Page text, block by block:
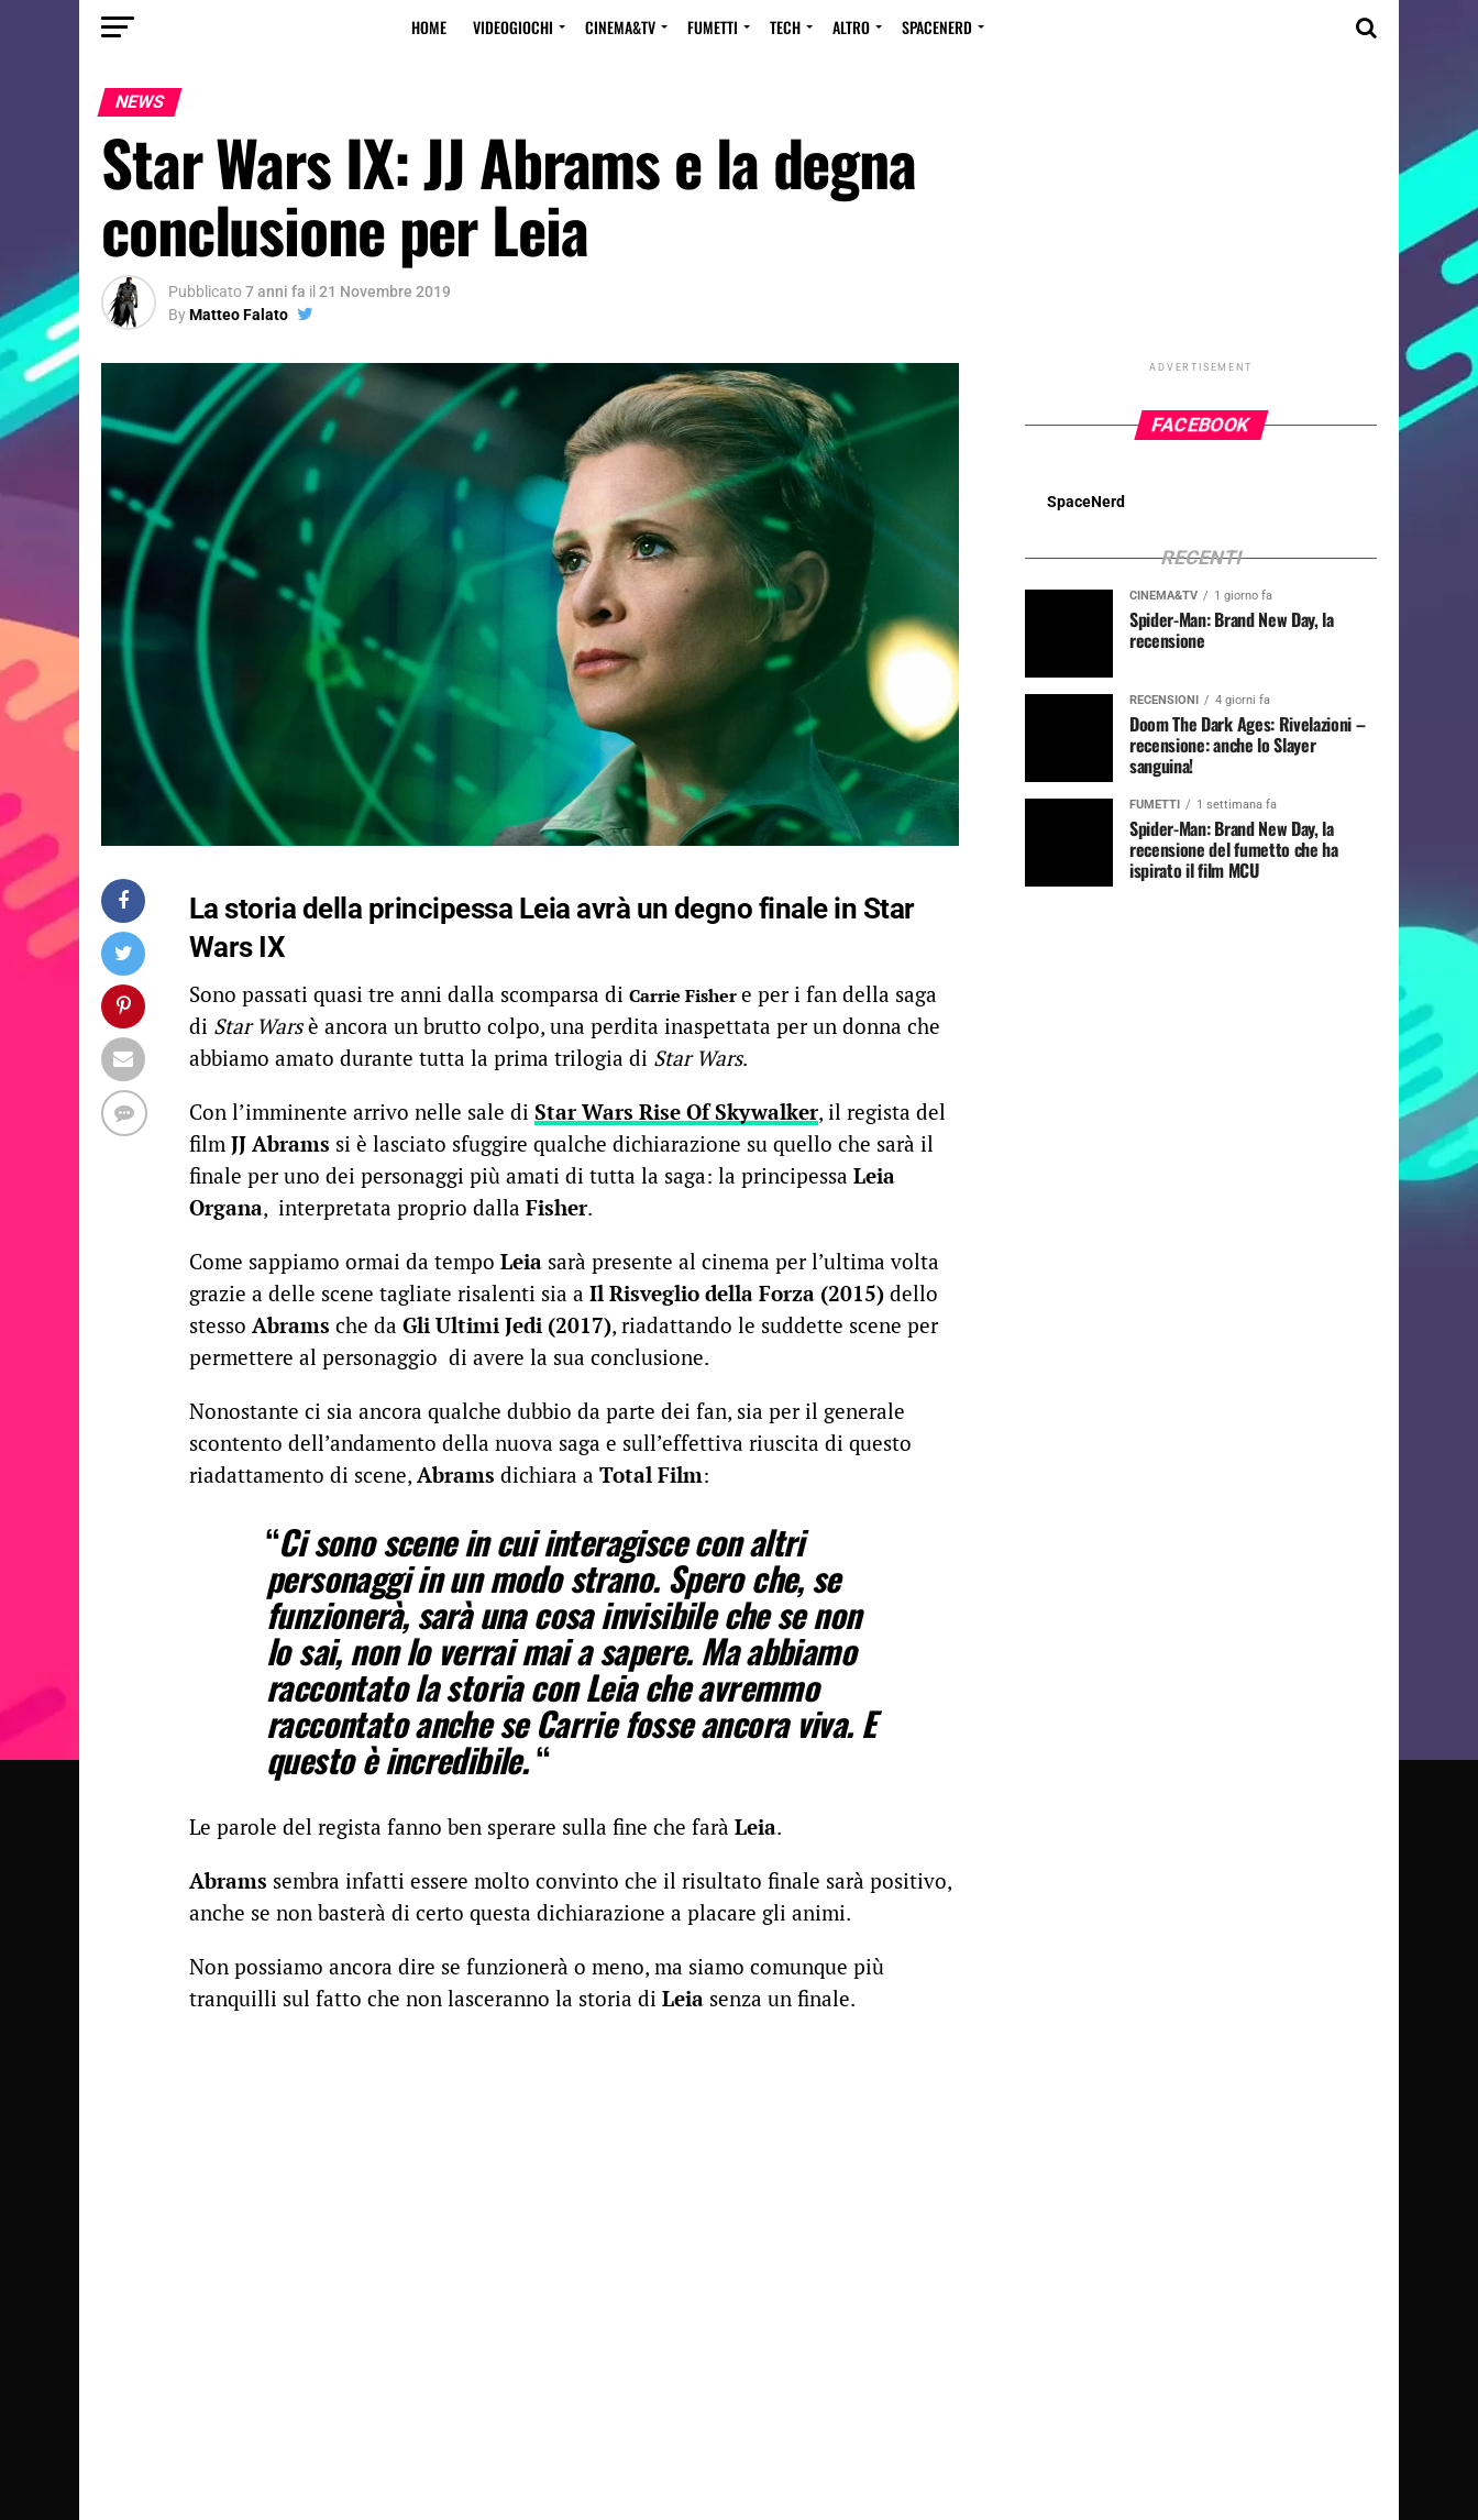
HOME VIDEOGIOCHI CINEMA&TV FUMETTI TECH ALTRO SPACENERD
NEWS
Star Wars IX: JJ Abrams e la degna
conclusione per Leia
Pubblicato7 anni fa il 21 Novembre 2019
ByMatteo Falato
La storia della principessa Leia avrà un degno finale in Star
Wars IX
Sono passati quasi tre anni dalla scomparsa di Carrie Fishere per i fan della saga
di Star Warsè ancora un brutto colpo, una perdita inaspettata per un donna che
abbiamo amato durante tutta la prima trilogia di Star Wars.
Con l’imminente arrivo nelle sale di Star Wars Rise Of Skywalker, il regista del
film JJ Abrams si è lasciato sfuggire qualche dichiarazione su quello che sarà il
finale per uno dei personaggi più amati di tutta la saga: la principessa Leia
Organa, interpretata proprio dalla Fisher.
Come sappiamo ormai da tempo Leia sarà presente al cinema per l’ultima volta
grazie a delle scene tagliate risalenti sia a Il Risveglio della Forza (2015) dello
stesso Abrams che da Gli Ultimi Jedi (2017), riadattando le suddette scene per
permettere al personaggio di avere la sua conclusione.
Nonostante ci sia ancora qualche dubbio da parte dei fan, sia per il generale
scontento dell’andamento della nuova saga e sull’effettiva riuscita di questo
riadattamento di scene, Abrams dichiara a Total Film:
“Ci sono scene in cui interagisce con altri
personaggi in un modo strano. Spero che, se
funzionerà, sarà una cosa invisibile che se non
lo sai, non lo verrai mai a sapere. Ma abbiamo
raccontato la storia con Leia che avremmo
raccontato anche se Carrie fosse ancora viva. E
questo è incredibile.“
Le parole del regista fanno ben sperare sulla fine che farà Leia.
Abrams sembra infatti essere molto convinto che il risultato finale sarà positivo,
anche se non basterà di certo questa dichiarazione a placare gli animi.
Non possiamo ancora dire se funzionerà o meno, ma siamo comunque più
tranquilli sul fatto che non lasceranno la storia di Leia senza un finale.
ADVERTISEMENT
FACEBOOK
SpaceNerd
RECENTI
CINEMA&TV 1 giorno fa
Spider-Man: Brand New Day, la
recensione
RECENSIONI 4 giorni fa
Doom The Dark Ages: Rivelazioni –
recensione: anche lo Slayer
sanguina!
FUMETTI 1 settimana fa
Spider-Man: Brand New Day, la
recensione del fumetto che ha
ispirato il film MCU